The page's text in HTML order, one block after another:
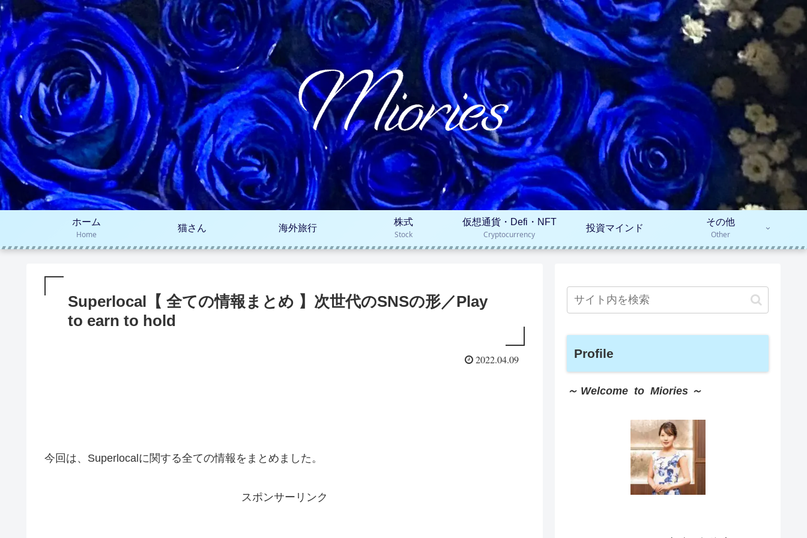
ホーム
Home
猫さん 海外旅行
株式
Stock
仮想通貨・Defi・NFT
Cryptocurrency
投資マインド
その他
Other
Superlocal【 全ての情報まとめ 】次世代のSNSの形／Play
to earn to hold
2022.04.09
今回は、Superlocalに関する全ての情報をまとめました。
スポンサーリンク
Profile
～ Welcome to Miories ～